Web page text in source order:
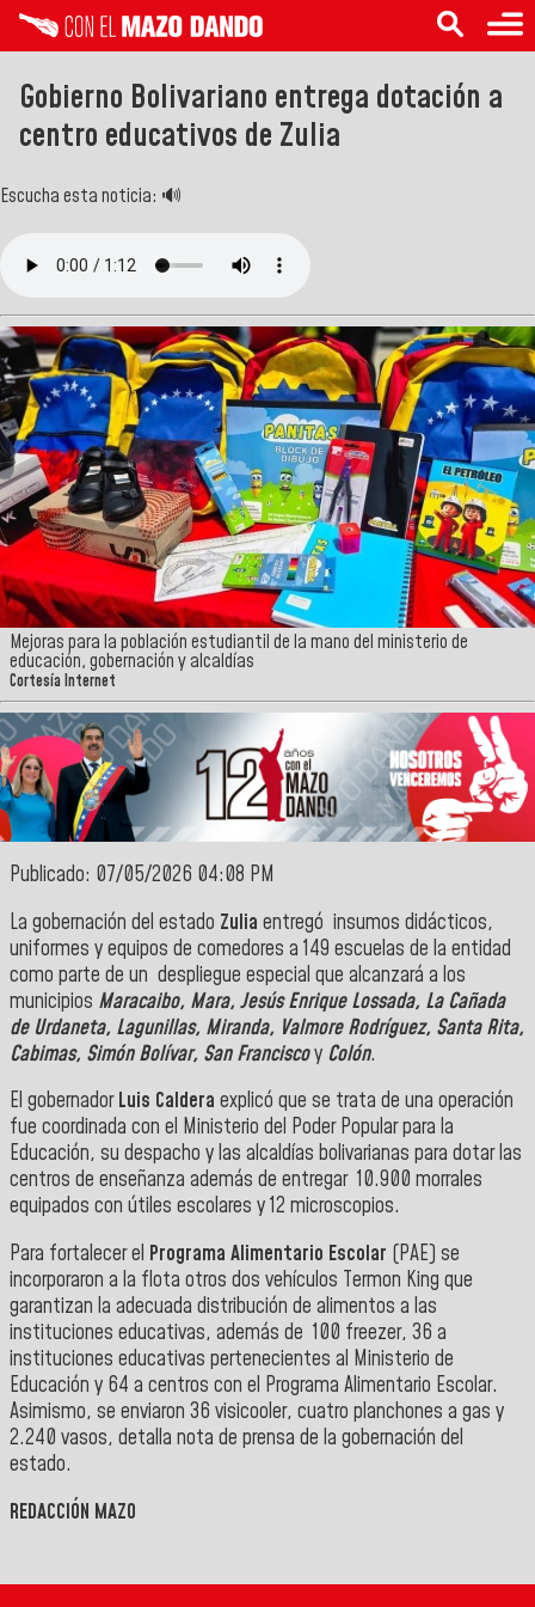
Gobierno Bolivariano entrega dotación a
centro educativos de Zulia
Escucha esta noticia: 🔊
Mejoras para la población estudiantil de la mano del ministerio de
educación, gobernación y alcaldías
Cortesía Internet
Publicado: 07/05/2026 04:08 PM
La gobernación del estado Zulia entregó insumos didácticos,
uniformes y equipos de comedores a 149 escuelas de la entidad
como parte de un despliegue especial que alcanzará a los
municipios Maracaibo, Mara, Jesús Enrique Lossada, La Cañada
de Urdaneta, Lagunillas, Miranda, Valmore Rodríguez, Santa Rita,
Cabimas, Simón Bolívar, San Franciscoy Colón.
El gobernadorLuis Caldera explicó que se trata de una operación
fue coordinada con el Ministerio del Poder Popular para la
Educación, su despacho y las alcaldías bolivarianas para dotar las
centros de enseñanza además de entregar 10.900 morrales
equipados con útiles escolares y 12 microscopios.
Para fortalecer el Programa Alimentario Escolar (PAE) se
incorporaron a la flota otros dos vehículos Termon King que
garantizan la adecuada distribución de alimentos a las
instituciones educativas, además de 100 freezer, 36 a
instituciones educativas pertenecientes al Ministerio de
Educación y 64 a centros con el Programa Alimentario Escolar.
Asimismo, se enviaron 36 visicooler, cuatro planchones a gas y
2.240 vasos, detalla nota de prensa de la gobernación del
estado.
REDACCIÓN MAZO